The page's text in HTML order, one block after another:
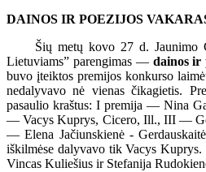
DAINOS IR POEZIJOS
Šių metų kovo 27 d. Jaunimo
Lietuviams” parengimas — dainos ir
buvo įteiktos premijos konkurso
nedalyvavo nė vienas čikagietis.
pasaulio kraštus: I premija — Nina
— Vacys Kuprys, Cicero, Ill., III —
— Elena Jačiunskienė -
iškilmėse dalyvavo tik Vacys Kuprys.
Vincas Kuliešius ir Stefanija